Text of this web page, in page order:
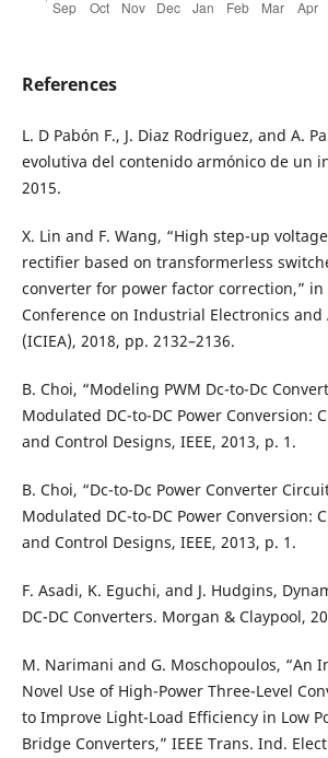
References
L. D Pabón F., J. Diaz Rodriguez, and A.
evolutiva del contenido armónico de un
2015.
X. Lin and F. Wang, “High step-up
rectifier based on transformerless
converter for power factor correction,” in
Conference on Industrial Electronics and
(ICIEA), 2018, pp. 2132–2136.
B. Choi, “Modeling PWM Dc-to-Dc
Modulated DC-to-DC Power Conversion:
and Control Designs, IEEE, 2013, p. 1.
B. Choi, “Dc-to-Dc Power Converter
Modulated DC-to-DC Power Conversion:
and Control Designs, IEEE, 2013, p. 1.
F. Asadi, K. Eguchi, and J. Hudgins,
DC-DC Converters. Morgan & Claypool,
M. Narimani and G. Moschopoulos, “An
Novel Use of High-Power Three-Level
to Improve Light-Load Efficiency in Low
Bridge Converters,” IEEE Trans. Ind.